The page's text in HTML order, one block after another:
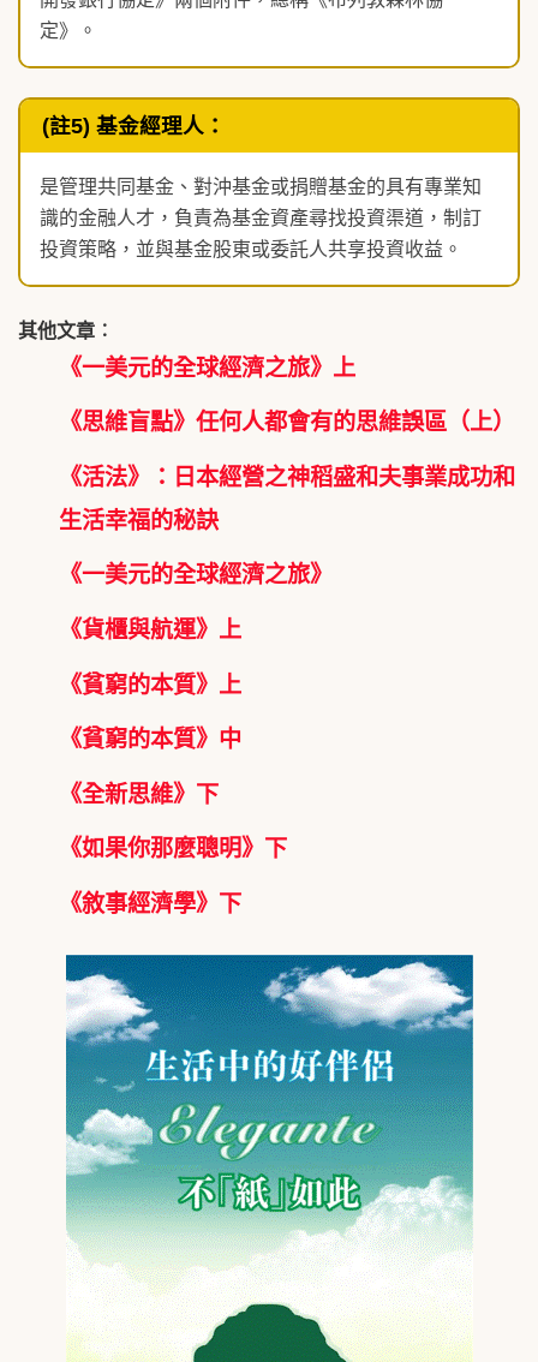
定》。
(註5) 基金經理人：
是管理共同基金、對沖基金或捐贈基金的具有專業知
識的金融人才，負責為基金資產尋找投資渠道，制訂
投資策略，並與基金股東或委託人共享投資收益。
其他文章︰
《一美元的全球經濟之旅》上
《思維盲點》任何人都會有的思維誤區（上）
《活法》：日本經營之神稻盛和夫事業成功和
生活幸福的秘訣
《一美元的全球經濟之旅》
《貨櫃與航運》上
《貧窮的本質》上
《貧窮的本質》中
《全新思維》下
《如果你那麼聰明》下
《敘事經濟學》下